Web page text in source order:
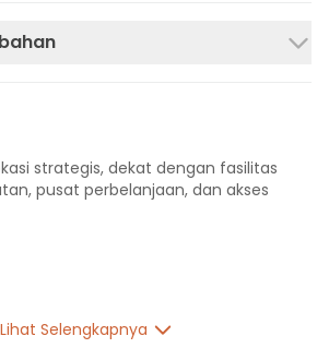
strategis, dekat dengan fasilitas
pusat perbelanjaan, dan akses
Lihat Selengkapnya